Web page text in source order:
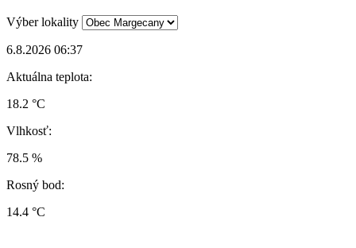
Výber lokality
6.8.2026 06:37
Aktuálna teplota:
18.2 °C
Vlhkosť:
78.5 %
Rosný bod:
14.4 °C